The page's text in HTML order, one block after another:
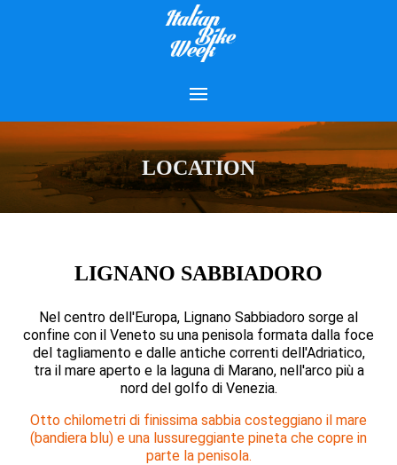
LOCATION
LIGNANO SABBIADORO
Nel centro dell'Europa, Lignano Sabbiadoro sorge al
confine con il Veneto su una penisola formata dalla foce
del tagliamento e dalle antiche correnti dell'Adriatico,
tra il mare aperto e la laguna di Marano, nell'arco più a
nord del golfo di Venezia.
Otto chilometri di finissima sabbia costeggiano il mare
(bandiera blu) e una lussureggiante pineta che copre in
parte la penisola.